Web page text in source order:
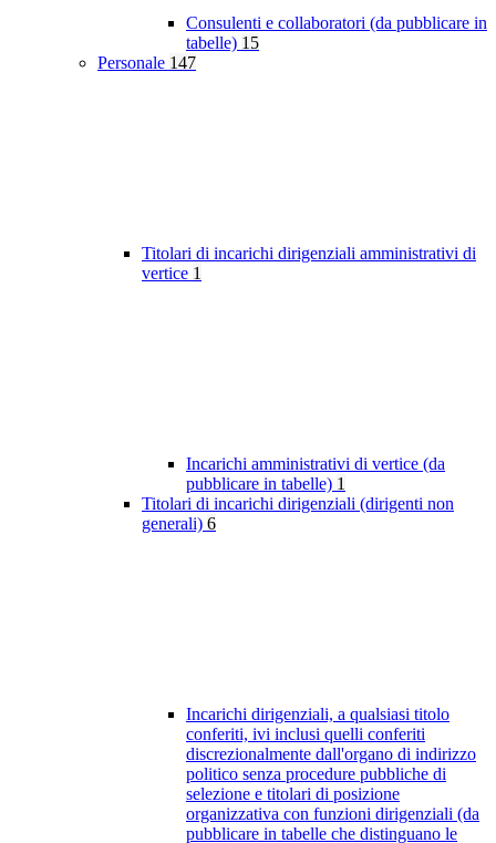
Consulenti e collaboratori (da pubblicare in
tabelle) 15
Personale 147
Titolari di incarichi dirigenziali amministrativi di
vertice 1
Incarichi amministrativi di vertice (da
pubblicare in tabelle) 1
Titolari di incarichi dirigenziali (dirigenti non
generali) 6
Incarichi dirigenziali, a qualsiasi titolo
conferiti, ivi inclusi quelli conferiti
discrezionalmente dall'organo di indirizzo
politico senza procedure pubbliche di
selezione e titolari di posizione
organizzativa con funzioni dirigenziali (da
pubblicare in tabelle che distinguano le